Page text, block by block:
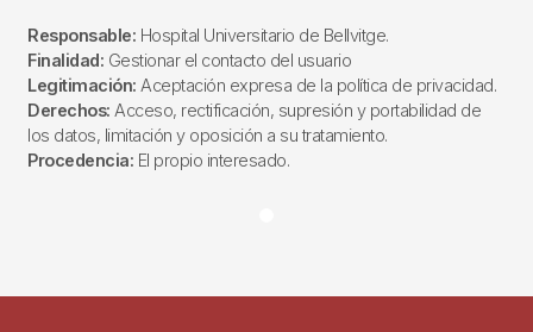
Responsable: Hospital Universitario de Bellvitge.
Finalidad: Gestionar el contacto del usuario
Legitimación: Aceptación expresa de la política de privacidad.
Derechos: Acceso, rectificación, supresión y portabilidad de
los datos, limitación y oposición a su tratamiento.
Procedencia: El propio interesado.